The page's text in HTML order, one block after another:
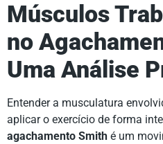
Músculos
no
Uma Análise
Entender a musculatura
aplicar o exercício de forma
agachamento Smith é um